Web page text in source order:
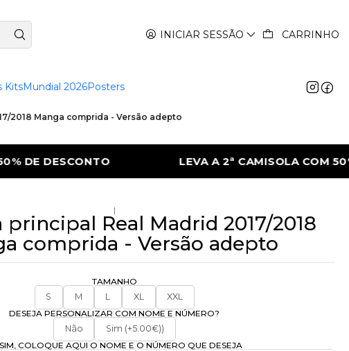
INICIAR SESSÃO CARRINHO
KitsMundial 2026Posters
2018 Manga comprida - Versão adepto
A 2ª CAMISOLA COM 50% DE DESCONTO LEVA
|
principal Real Madrid 2017/2018
comprida - Versão adepto
TAMANHO
S
M L XL
XXL
DESEJA PERSONALIZAR COM NOME E NÚMERO?
Não
Sim (+5.00€))
COLOQUE AQUI O NOME E O NÚMERO QUE DESEJA